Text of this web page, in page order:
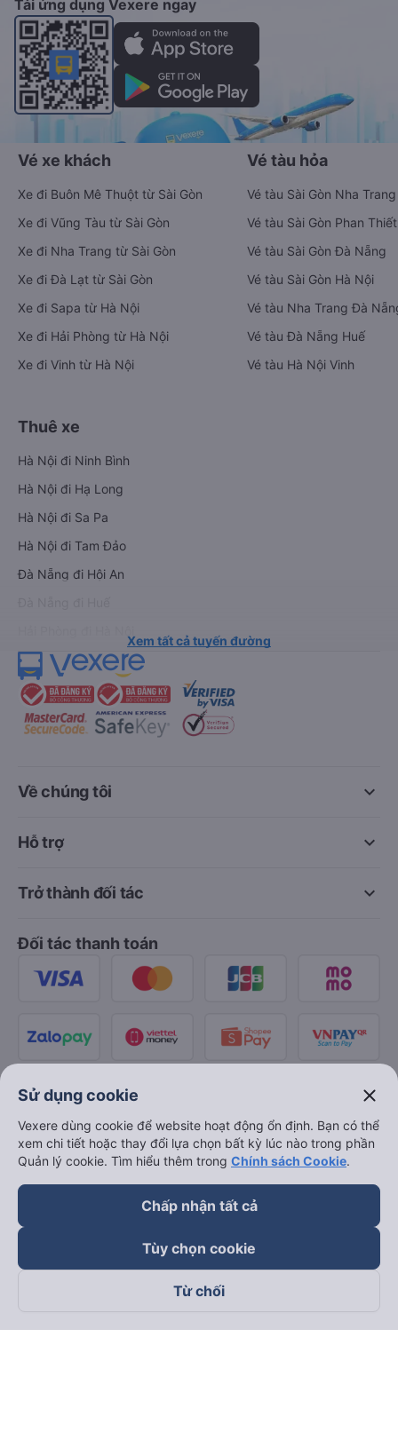
Tải ứng dụng Vexere ngay
Vé xe khách
Xe đi Buôn Mê Thuột từ Sài Gòn
Xe đi Vũng Tàu từ Sài Gòn
Xe đi Nha Trang từ Sài Gòn
Xe đi Đà Lạt từ Sài Gòn
Xe đi Sapa từ Hà Nội
Xe đi Hải Phòng từ Hà Nội
Xe đi Vinh từ Hà Nội
Vé tàu hỏa
Vé tàu Sài Gòn Nha Trang
Vé tàu Sài Gòn Phan Thiết
Vé tàu Sài Gòn Đà Nẵng
Vé tàu Sài Gòn Hà Nội
Vé tàu Nha Trang Đà
Vé tàu Đà Nẵng Huế
Vé tàu Hà Nội Vinh
Thuê xe
Hà Nội đi Ninh Bình
Hà Nội đi Hạ Long
Hà Nội đi Sa Pa
Hà Nội đi Tam Đảo
Đà Nẵng đi Hội An
Xem tất cả tuyến đường
keyboard_arrow_down
Về chúng tôi
keyboard_arrow_down
Hỗ trợ
keyboard_arrow_down
Trở thành đối tác
Đối tác thanh toán
Sử dụng cookie close
Vexere dùng cookie để website hoạt động ổn định. Bạn có thể
xem chi tiết hoặc thay đổi lựa chọn bất kỳ lúc nào trong phần
Quản lý cookie. Tìm hiểu thêm trong Chính sách Cookie.
Chấp nhận tất cả
Tùy chọn cookie
Từ chối